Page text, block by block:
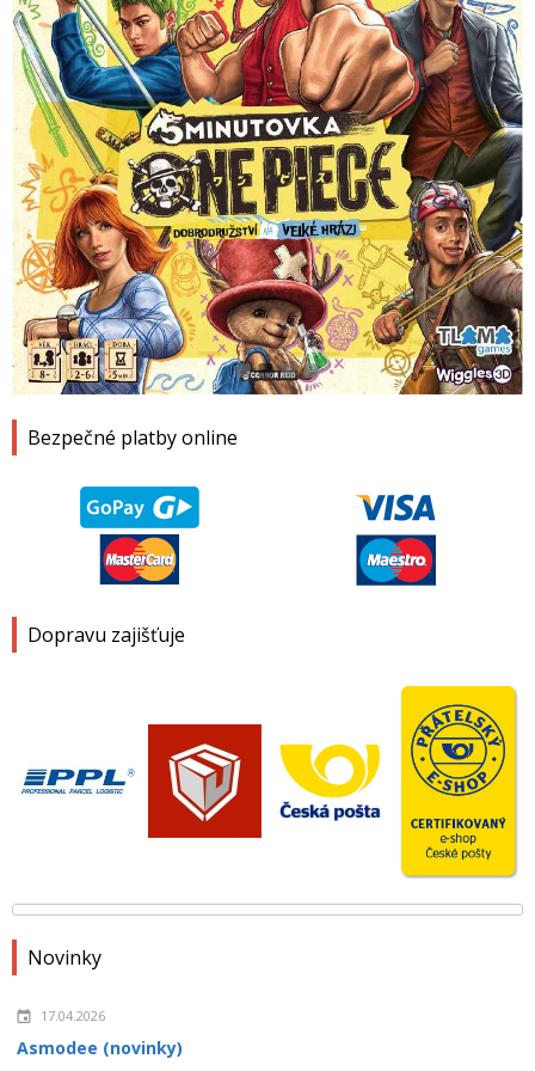
Bezpečné platby online
Dopravu zajišťuje
Novinky
17.04.2026
Asmodee (novinky)